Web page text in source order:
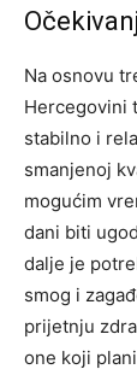
Na osnovu
Hercegovini
stabilno i
smanjenoj
mogućim
dani biti
dalje je
smog i
prijetnju
one koji